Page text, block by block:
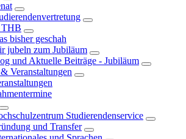
THB
bisher geschah
jubeln zum Jubiläum
und Aktuelle Beiträge - Jubiläum
Veranstaltungen
Studierendenservice
und Transfer